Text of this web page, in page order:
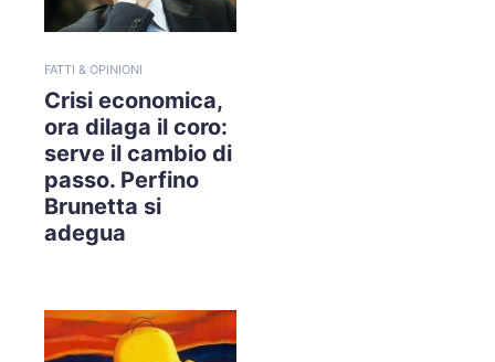
FATTI & OPINIONI
Crisi economica,
ora dilaga il coro:
serve il cambio di
passo. Perfino
Brunetta si
adegua